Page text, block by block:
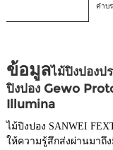
คำบ
ข้อมูลไม้ปิงปองป
ปิงปอง Gewo
Illumina
ไม้ปิงปอง SANWEI
ให้ความรู้สึกส่งผ่านมาถึ